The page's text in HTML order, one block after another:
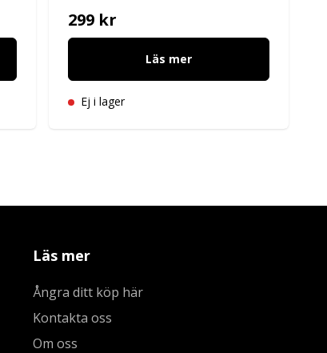
299 kr
Läs mer
Ej i lager
Läs mer
Ångra ditt köp här
Kontakta oss
Om oss